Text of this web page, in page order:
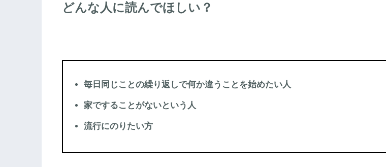
どんな人に読んでほしい？
毎日同じことの繰り返しで何か違うことを始めたい人
家ですることがないという人
流行にのりたい方